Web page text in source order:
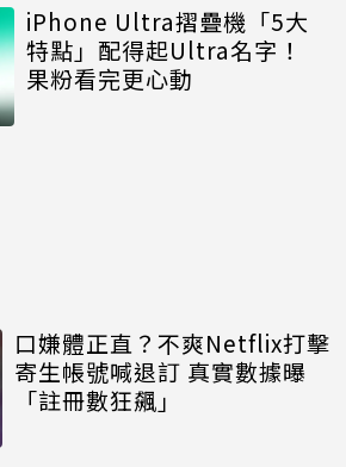
iPhone Ultra摺疊機「5大
特點」配得起Ultra名字！
果粉看完更心動
口嫌體正直？不爽Netflix打擊
寄生帳號喊退訂 真實數據曝
「註冊數狂飆」